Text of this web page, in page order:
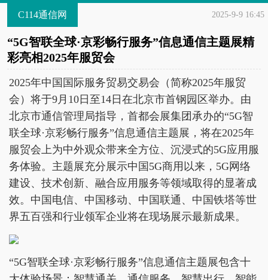
C114通信网 2025-9-9 16:45
“5G智联全球·京彩畅行服务”信息通信主题展精
彩亮相2025年服贸会
2025年中国国际服务贸易交易会（简称2025年服贸
会）将于9月10日至14日在北京市首钢园区举办。由
北京市通信管理局指导，首都会展集团承办的“5G智
联全球·京彩畅行服务”信息通信主题展，将在2025年
服贸会上为中外观众带来全方位、沉浸式的5G应用服
务体验。主题展充分展示中国5G商用以来，5G网络
建设、技术创新、融合应用服务等领域取得的显著成
效。中国电信、中国移动、中国联通、中国铁塔等世
界五百强和行业领军企业将在现场展示最新成果。
“5G智联全球·京彩畅行服务”信息通信主题展包含十